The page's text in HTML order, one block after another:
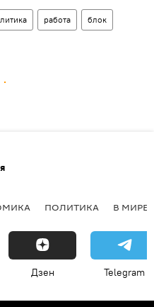
работа блок
ПОЛИТИКА В МИРЕ
Дзен Telegram